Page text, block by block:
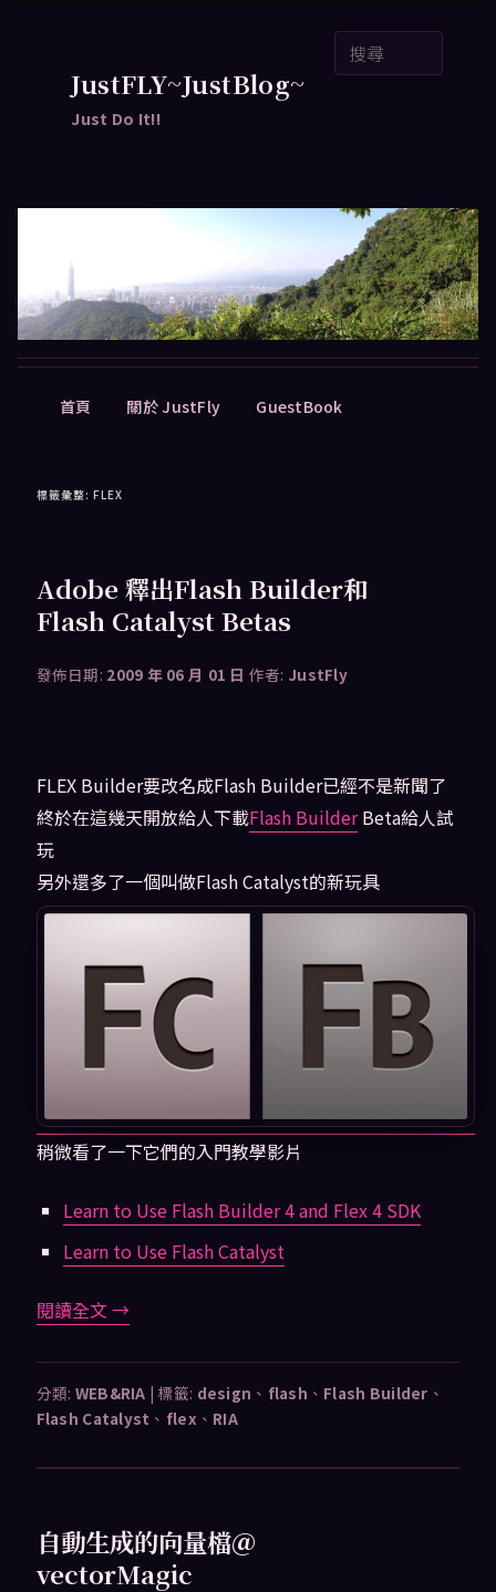
JustFLY~JustBlog~
Just Do It!!
首頁 關於 JustFly GuestBook
標籤彙整: FLEX
Adobe 釋出Flash Builder和
Flash Catalyst Betas
發佈日期: 2009 年 06 月 01 日 作者: JustFly
FLEX Builder要改名成Flash Builder已經不是新聞了
終於在這幾天開放給人下載Flash BuilderBeta給人試
玩
另外還多了一個叫做Flash Catalyst的新玩具
稍微看了一下它們的入門教學影片
Learn to Use Flash Builder 4 and Flex 4 SDK
Learn to Use Flash Catalyst
閱讀全文→
分類: WEB&RIA | 標籤: design 、 flash 、 Flash Builder 、
Flash Catalyst 、 flex 、 RIA
自動生成的向量檔＠
vectorMagic